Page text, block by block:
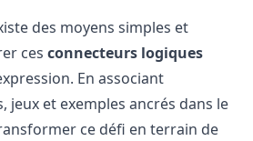
des moyens simples et
ces connecteurs logiques
En associant
jeux et exemples ancrés dans le
ce défi en terrain de